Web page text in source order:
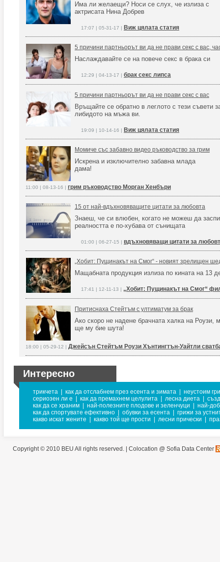
Има ли желаещи? Носи се слух, че излиза с
актрисата Нина Добрев
17:07 | 05-31-17 | Виж цялата статия
5 причини партньорът ви да не прави секс с вас,
Наслаждавайте се на повече секс в брака си
12:29 | 04-13-17 | брак секс липса
5 причини партньорът ви да не прави секс с вас
Връщайте се обратно в леглото с тези съвети
либидото на мъжа ви.
19:09 | 10-14-16 | Виж цялата статия
Момиче със забавно видео ръководство за грим
Искрена и изключително забавна млада
дама!
11:00 | 08-13-16 | грим ръководство Морган Хенбъри
15 от най-вдъхновяващите цитати за любовта
Знаеш, че си влюбен, когато не можеш да
реалността е по-хубава от сънищата
01:00 | 06-27-15 | вдъхновяващи цитати за
„Хобит: Пущинакът на Смог“ - новият зрелищен
Мащабната продукция излиза по кината на 13
17:41 | 12-11-13 | „Хобит: Пущинакът на Смог“
Притиснаха Стейтъм с ултиматум за брак
Ако скоро не надене брачната халка на Роузи,
ще му бие шута!
18:00 | 05-29-12 | Джейсън Стейтъм Роузи Хънтингтън-Уайтли
Интересно
трикчета как да отслабнем през есента и зимата
неустоим
сериозен ли е
как да премахнем целулита лесна диета
как да се храним
най-полезните плодове и зеленчуци
най-
как да спортувате ефективно
обувки за есента
грижи за
какво искат жените
какво той ще прости лесни прически
Copyright © 2010 BEU All rights reserved. | Colocation @ Sofia Data Center